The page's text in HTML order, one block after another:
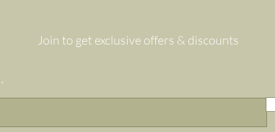
Join to get exclusive offers & discounts